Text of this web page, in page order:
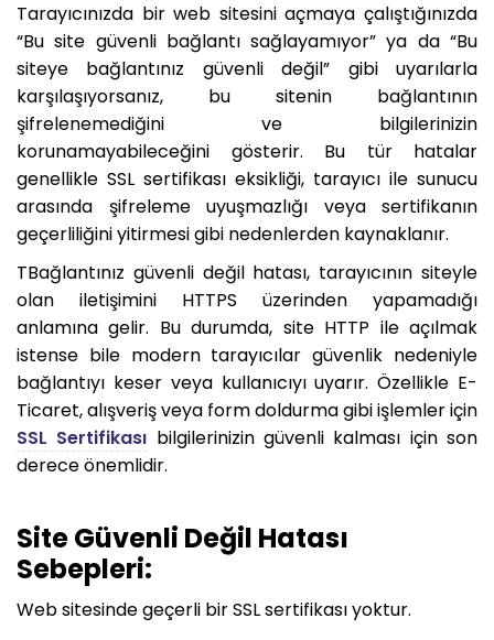
Tarayıcınızda bir web sitesini açmaya çalıştığınızda
“Bu site güvenli bağlantı sağlayamıyor” ya da “Bu
siteye bağlantınız güvenli değil” gibi uyarılarla
karşılaşıyorsanız, bu sitenin bağlantının
şifrelenemediğini ve bilgilerinizin
korunamayabileceğini gösterir. Bu tür hatalar
genellikle SSL sertifikası eksikliği, tarayıcı ile sunucu
arasında şifreleme uyuşmazlığı veya sertifikanın
geçerliliğini yitirmesi gibi nedenlerden kaynaklanır.
TBağlantınız güvenli değil hatası, tarayıcının siteyle
olan iletişimini HTTPS üzerinden yapamadığı
anlamına gelir. Bu durumda, site HTTP ile açılmak
istense bile modern tarayıcılar güvenlik nedeniyle
bağlantıyı keser veya kullanıcıyı uyarır. Özellikle E-
Ticaret, alışveriş veya form doldurma gibi işlemler için
SSL Sertifikası bilgilerinizin güvenli kalması için son
derece önemlidir.
Site Güvenli Değil Hatası
Sebepleri:
Web sitesinde geçerli bir SSL sertifikası yoktur.